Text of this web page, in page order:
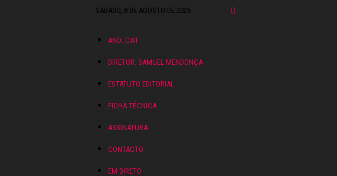
SÁBADO, 8 DE AGOSTO DE 2026
ANO: CXII
DIRETOR: SAMUEL MENDONÇA
ESTATUTO EDITORIAL
FICHA TÉCNICA
ASSINATURA
CONTACTO
EM DIRETO